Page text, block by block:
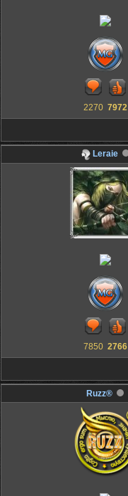
2270 7972
Leraie
7850 2766
Ruzz®